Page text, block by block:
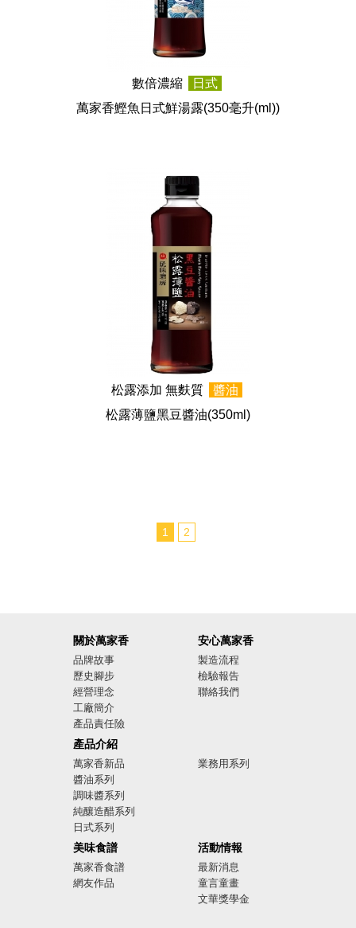
數倍濃縮
日式
萬家香鰹魚日式鮮湯露(350毫升(ml))
松露添加 無麩質
醬油
松露薄鹽黑豆醬油(350ml)
1 2
關於萬家香
品牌故事
歷史腳步
經營理念
工廠簡介
產品責任險
廣告影音
產品介紹
萬家香新品
醬油系列
調味醬系列
純釀造醋系列
日式系列
業務用系列
美味食譜
萬家香食譜
網友作品
安心萬家香
製造流程
檢驗報告
聯絡我們
活動情報
最新消息
童言童畫
文華獎學金